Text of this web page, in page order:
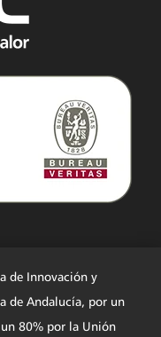
de Innovación y
de Andalucía, por un
80% por la Unión